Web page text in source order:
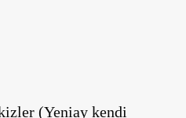
(Yeniay kendi